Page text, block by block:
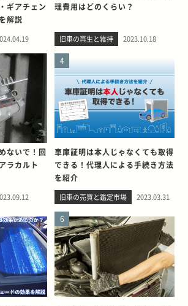
ギアチェン
解説
理費用はどのくらい？
旧車の再生と維持 2023.10.18
ないで！回
ラカルト
4
車庫証明は本人じゃなくても取得
できる！代理人による手続き方法
を紹介
旧車の売買と鑑定市場 2023.03.31
6